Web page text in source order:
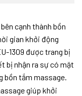
cạnh thành bồn
gian khởi động
1309 được trang bị
bị nhận ra sự có mặt
bồn tắm massage.
giúp khởi